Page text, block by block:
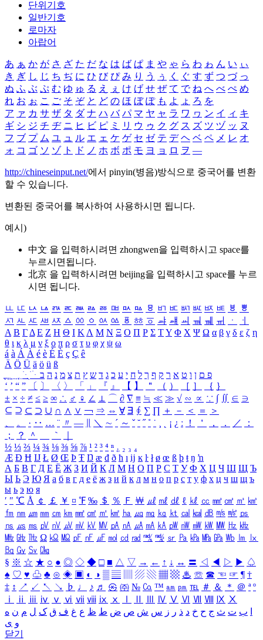
단위기호
일반기호
로마자
아랍어
あ ぁ か が さ ざ た だ な は ば ぱ ま や ゃ ら わ ゎ ん い ぃ
き ぎ し じ ち ぢ に ひ び ぴ み り う ぅ く ぐ す ず つ づ っ
ぬ ふ ぶ ぷ む ゆ ゅ る え ぇ け げ せ ぜ て で ね へ べ ぺ め
れ お ぉ こ ご そ ぞ と ど の ほ ぼ ぽ も よ ょ ろ を
ア ァ カ サ ザ タ ダ ナ ハ バ パ マ ヤ ャ ラ ワ ヮ ン イ ィ キ
ギ シ ジ チ ヂ ニ ヒ ビ ピ ミ リ ウ ゥ ク グ ス ズ ツ ヅ ッ ヌ
フ ブ プ ム ユ ュ ル エ ェ ケ ゲ セ ゼ テ デ ヘ ベ ペ メ レ オ
ォ コ ゴ ソ ゾ ト ド ノ ホ ボ ポ モ ヨ ョ ロ ヲ ―
http://chineseinput.net/에서 pinyin(병음)방식으로 중국어를 변환
할 수 있습니다.
변환된 중국어를 복사하여 사용하시면 됩니다.
예시)
中文 을 입력하시려면 zhongwen을 입력하시고 space를
누르시면됩니다.
北京 을 입력하시려면 beijing을 입력하시고 space를 누르
시면 됩니다.
ㅥ ㅦ ㅧ ㅨ ㅩ ㅪ ㅫ ㅬ ㅭ ㅮ ㅯ ㅰ ㅱ ㅲ ㅳ ㅴ ㅵ ㅶ ㅷ ㅸ
ㅹ
ㅺ ㅻ ㅼ ㅽ ㅾ ㅿ ㆀ ㆁ ㆂ ㆃ ㆄ ㆅ ㆆ ㆇ ㆈ ㆉ ㆊ ㆋ ㆌ ㆍ
ㆎ
Α Β ΓΔ Ε Ζ Η Θ Ι ΚΛ Μ Ν Ξ Ο Π Ρ Σ ΤΥ Φ Χ Ψ Ω α β γ δ ε ζ η
θ ι κ λ μ ν ξ ο π ρ σ τ υ φ χ ψ ω
á à Á À é è É È ç Ç ê
Ä Ö Ü ä ö ü ß
ִֶֹ ֻּ ׁׂ פ ם ן ו ט א ר ק ף ך ל ח י ע כ ג ד ש ץ ת צ מ נ ה ב
‘ ’ “ ” 〔 〕 〈 〉 「 」 『 』 【 】 ＂ （ ） ［ ］ ｛ ｝
± × ÷ ≠ ≤ ≥ ∞ ∴ ♂ ♀ ∠ ⊥ ⌒ ∂ ∇ ≡ ≒ ≪ ≫ √ ∽ ∝ ∵ ∫ ∬ ∈ ∋
⊆ ⊇ ⊂ ⊃ ∪ ∩ ∧ ∨ ￢ ⇒ ⇔ ∀ ∃ ∮ ∑ ∏ ＋ － ＜ ＝
＞
、
。 · ‥ … ¨ 〃 ― ＼ ∼ ´ ～ ˇ ˘ ˝ ˚ ˙ ¸ ¡ ¿ ː ！ ＇ ， ． ／
：
；
？ ＾ ｀
½ ⅓ ⅔ ¼ ¾ ⅛ ⅜ ⅝ ⅞ ¹ ² ³ ⁴ ⁿ ₁ ₂ ₃ ₄
Æ Ð Ħ Ĳ Ł Ø Œ Þ Ŧ Ŋ æ đ ð ħ ı ĳ ĸ ŀ ł ø œ ß þ ŧ ŋ ŉ
А Б В Г Д Е Ё Ж З И Й К Л М Н О П Р С Т У Ф Х Ц Ч Ш Щ Ъ
Ы Ь Э Ю Я а б в г д е ё ж з и й к л м н о п р с т у ф х ц ч ш щ ъ
ы ь э ю я
′ ″ ℃ Å ￠ ￡ ￥ ¤ ℉ ‰ ＄ ％ Ｆ ￦ ㎕ ㎖ ㎗ ℓ ㎘ ㏄ ㎣ ㎤ ㎥ ㎦
㎙ ㎚ ㎛ ㎜ ㎝ ㎞ ㎟ ㎠ ㎡ ㎢ ㏊ ㎍ ㎎ ㎏ ㏏ ㎈ ㎉ ㏈ ㎧ ㎨ ㎰
㎱ ㎲ ㎳ ㎴ ㎵ ㎶ ㎷ ㎸ ㎹ ㎀ ㎁ ㎂ ㎃ ㎄ ㎺ ㎻ ㎽ ㎾ ㎿ ㎐ ㎑
㎒ ㎓ ㎔ Ω ㏀ ㏁ ㎊ ㎋ ㎌ ㏖ ㏅ ㎭ ㎮ ㎯ ㏛ ㎩ ㎪ ㎫ ㎬ ㏝ ㏐
㏓
㏃ ㏉ ㏜ ㏆
§ ※ ☆ ★ ○ ● ◎ ◇ ◆ □ ■ △ ▽ → ← ↑ ↓ ↔ 〓 ◁ ◀ ▷ ▶ ♤
♠ ♡ ♥ ♧ ♣ ⊙ ◈ ▣ ◐ ◑ ▒ ▤ ▨ ▧ ▦ ▩ ♨ ☏ ☎ ☜ ☞ ¶ †
‡ ↕ ↗ ↙ ↖ ↘ ♭ ♩ ♪ ♬ ㉿ ㈜ № ㏇ ™ ㏂ ㏘ ℡ ＃ ＆ ＊ ＠ ª º
ⅰ
ⅱ ⅲ ⅳ ⅴ ⅵ ⅶ ⅷ ⅸ ⅹ Ⅳ Ⅴ Ⅵ Ⅶ Ⅷ Ⅸ Ⅹ
ب ت ث ج ح خ د ذ ر ز س ش ص ض ط ظ ع غ ف ق ک ل م ن ه
و ی
닫기